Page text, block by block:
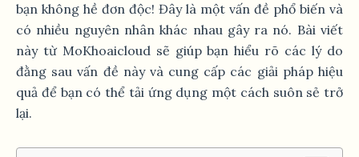
bạn không hề đơn độc! Đây là một vấn đề phổ biến và
có nhiều nguyên nhân khác nhau gây ra nó. Bài viết
này từ MoKhoaicloud sẽ giúp bạn hiểu rõ các lý do
đằng sau vấn đề này và cung cấp các giải pháp hiệu
quả để bạn có thể tải ứng dụng một cách suôn sẻ trở
lại.